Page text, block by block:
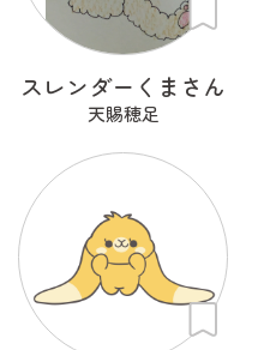
スレンダーくまさん
天賜穂足